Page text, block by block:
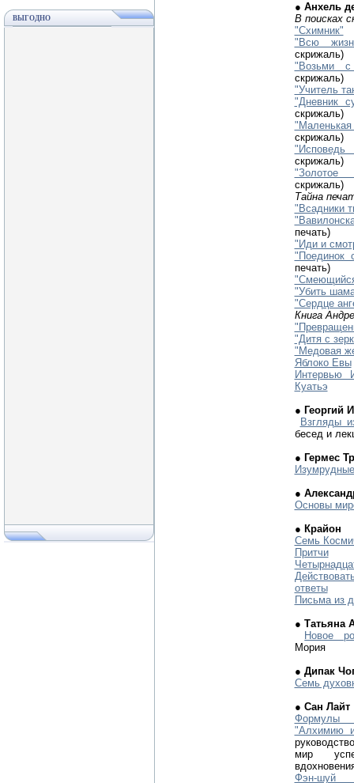
ВЫГОДНО
● Анхель
В поисках
"Схимник"
"Всю
скрижаль)
"Возьми
скрижаль)
"Учитель
"Дневник
скрижаль)
скрижаль)
скрижаль)
скрижаль)
Тайна
"Всадники
печать)
"Иди и
"Поединок
печать)
"Убить
"Сердце
Книга
"Дитя с
"Медовая
Яблоко Евы
Интервью
Куатьэ
● Георгий
Взгляды
бесед и
● Гермес
●
Основы
● Крайон
Семь
Притчи
ответы
Письма из
● Татьяна
Новое
Мория
● Дипак
Семь
● Сан Лайт
Формулы
"Алхимию
мир
Фэн-шуй